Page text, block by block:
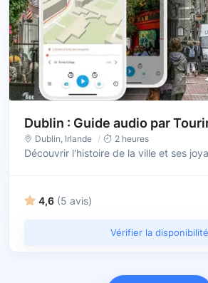
Dublin : Guide audio par
Dublin , Irlande 2 heures
Découvrir l'histoire de la ville et ses
4,6 (5 avis)
Vérifier la disponibilité